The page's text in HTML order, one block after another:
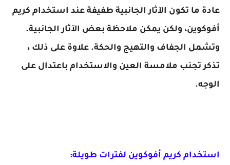
عادة ما تكون الآثار الجانبية طفيفة عند استخدام كريم
أفوكوين، ولكن يمكن ملاحظة بعض الآثار الجانبية.
وتشمل الجفاف والتهيج والحكة. علاوة على ذلك ،
تذكر تجنب ملامسة العين والاستخدام باعتدال على
الوجه.
استخدام كريم أفوكوين لفترات طويلة: